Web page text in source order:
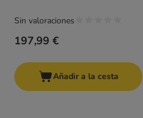
197,99 €
Sin valoraciones
Añadir a la cesta